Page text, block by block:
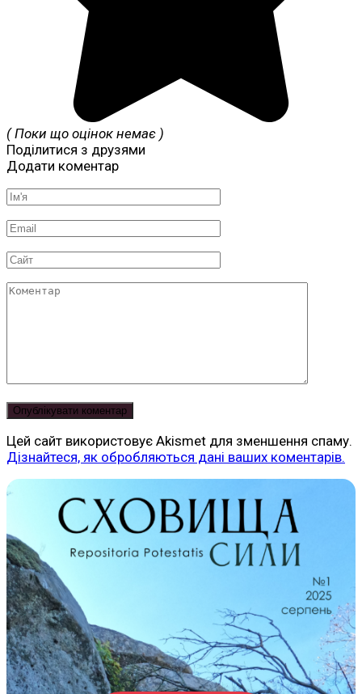
( Поки що оцінок немає )
Поділитися з друзями
Додати коментар
Ім'я
Email
Сайт
Коментар
Цей сайт використовує Akismet для зменшення спаму.
Дізнайтеся, як обробляються дані ваших коментарів.